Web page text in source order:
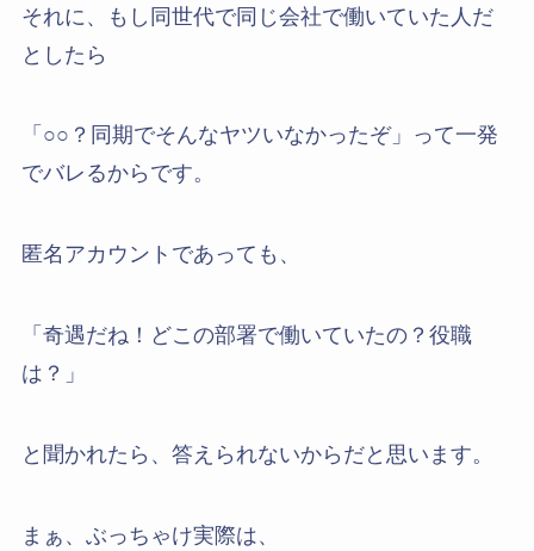
それに、もし同世代で同じ会社で働いていた人だ
としたら
「○○？同期でそんなヤツいなかったぞ」って一発
でバレるからです。
匿名アカウントであっても、
「奇遇だね！どこの部署で働いていたの？役職
は？」
と聞かれたら、答えられないからだと思います。
まぁ、ぶっちゃけ実際は、